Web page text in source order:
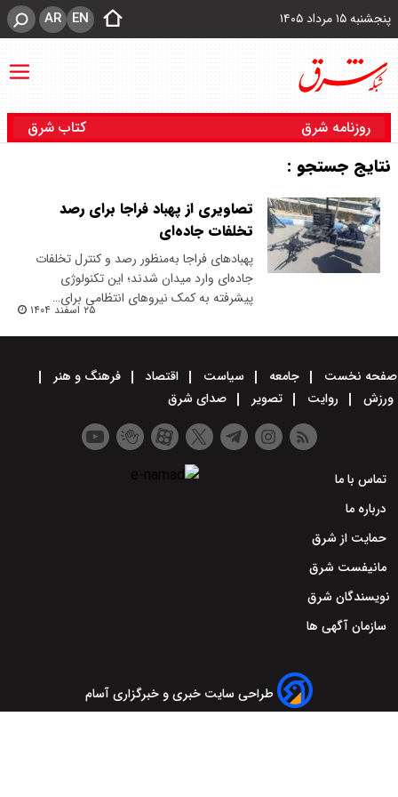
پنجشنبه ۱۵ مرداد ۱۴۰۵ EN
AR
روزنامه شرق کتاب شرق
نتایج جستجو :
تصاویری از پهباد فراجا برای رصد
تخلفات جاده‌ای
پهبادهای فراجا به‌منظور رصد و کنترل تخلفات
جاده‌ای وارد میدان شدند؛ این تکنولوژی
پیشرفته به کمک نیروهای انتظامی برای…
۲۵ اسفند ۱۴۰۴
صفحه نخست جامعه سیاست اقتصاد
فرهنگ و هنر
ورزش
روایت تصویر صدای شرق
تماس با ما
درباره ما
حمایت از شرق
مانیفست شرق
نویسندگان شرق
سازمان آگهی ها
طراحی سایت خبری و خبرگزاری آسام